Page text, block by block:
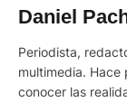
Daniel
Periodista,
multimedia. Hace
conocer las